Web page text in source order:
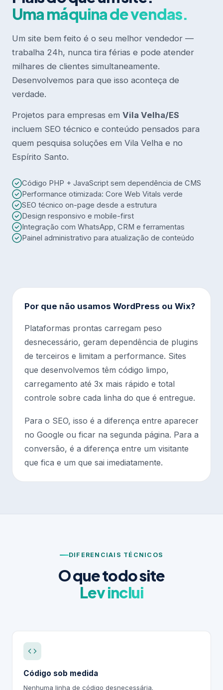
Uma máquina de vendas.
Um site bem feito é o seu melhor vendedor —
trabalha 24h, nunca tira férias e pode atender
milhares de clientes simultaneamente.
Desenvolvemos para que isso aconteça de
verdade.
Projetos para empresas em Vila Velha/ES
incluem SEO técnico e conteúdo pensados para
quem pesquisa soluções em Vila Velha e no
Espírito Santo.
Código PHP + JavaScript sem dependência de CMS
Performance otimizada: Core Web Vitals verde
SEO técnico on-page desde a estrutura
Design responsivo e mobile-first
Integração com WhatsApp, CRM e ferramentas
Painel administrativo para atualização de conteúdo
Por que não usamos WordPress ou Wix?
Plataformas prontas carregam peso
desnecessário, geram dependência de plugins
de terceiros e limitam a performance. Sites
que desenvolvemos têm código limpo,
carregamento até 3x mais rápido e total
controle sobre cada linha do que é entregue.
Para o SEO, isso é a diferença entre aparecer
no Google ou ficar na segunda página. Para a
conversão, é a diferença entre um visitante
que fica e um que sai imediatamente.
DIFERENCIAIS TÉCNICOS
O que todo site
Lev inclui
Código sob medida
Nenhuma linha de código desnecessária.